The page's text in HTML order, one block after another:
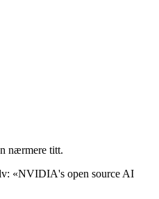
nærmere titt.
«NVIDIA's open source AI